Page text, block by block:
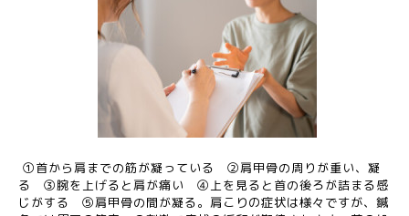
①首から肩までの筋が凝っている ②肩甲骨の周りが重い、凝
る ③腕を上げると肩が痛い ④上を見ると首の後ろが詰まる感
じがする ⑤肩甲骨の間が凝る。 肩こりの症状は様々ですが、鍼